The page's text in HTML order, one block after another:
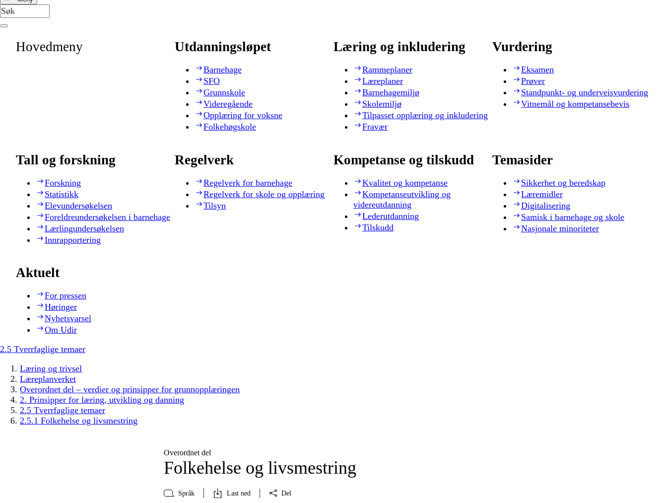
Hovedmeny Utdanningsløpet
Barnehage
SFO
Grunnskole
Videregående
Opplæring for voksne
Folkehøgskole
Læring og inkludering
Rammeplaner
Læreplaner
Barnehagemiljø
Skolemiljø
Tilpasset opplæring og inkludering
Fravær
Vurdering
Eksamen
Prøver
Standpunkt- og underveisvurdering
Vitnemål og kompetansebevis
Tall og forskning
Forskning
Statistikk
Elevundersøkelsen
Foreldreundersøkelsen i barnehage
Lærlingundersøkelsen
Innrapportering
Regelverk
Regelverk for barnehage
Regelverk for skole og opplæring
Tilsyn
Kompetanse og tilskudd
Kvalitet og kompetanse
Kompetanseutvikling og
videreutdanning
Lederutdanning
Tilskudd
Temasider
Sikkerhet og beredskap
Læremidler
Digitalisering
Samisk i barnehage og skole
Nasjonale minoriteter
Aktuelt
For pressen
Høringer
Nyhetsvarsel
Om Udir
2.5 Tverrfaglige temaer
Læring og trivsel
Læreplanverket
Overordnet del – verdier og prinsipper for grunnopplæringen
2. Prinsipper for læring, utvikling og danning
2.5 Tverrfaglige temaer
2.5.1 Folkehelse og livsmestring
Overordnet del
Folkehelse og livsmestring
Språk Last ned Del